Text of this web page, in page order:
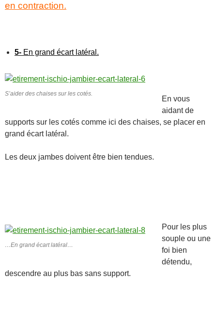
en contraction.
5- En grand écart latéral.
S’aider des chaises sur les cotés.
En vous
aidant de
supports sur les cotés comme ici des chaises, se placer en
grand écart latéral.
Les deux jambes doivent être bien tendues.
…En grand écart latéral…
Pour les plus
souple ou une
foi bien
détendu,
descendre au plus bas sans support.